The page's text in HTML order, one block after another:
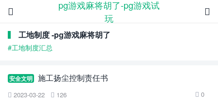
pg游戏麻将胡了-pg游戏试
玩


工地制度 -pg游戏麻将胡了
#工地制度汇总
安全文明 施工扬尘控制责任书
 2023-03-22  126  0